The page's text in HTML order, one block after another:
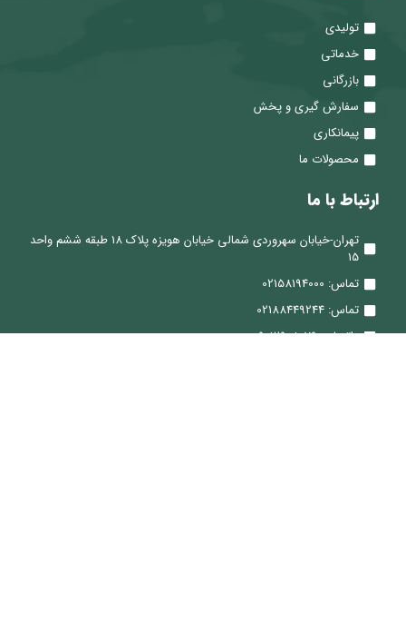
تولیدی
خدماتی
بازرگانی
سفارش گیری و پخش
پیمانکاری
محصولات ما
ارتباط با ما
تهران-خیابان سهروردی شمالی خیابان هویزه پلاک 18 طبقه ششم واحد
15
تماس: 02158194000
تماس: 02188449244
واتساپ: 09012908079